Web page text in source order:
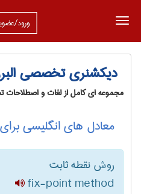
ورود/
دیکشنری تخصصی
مجموعه ای کامل از لغات و
معادل های انگلیسی
روش نقطه ثابت
fix-point method